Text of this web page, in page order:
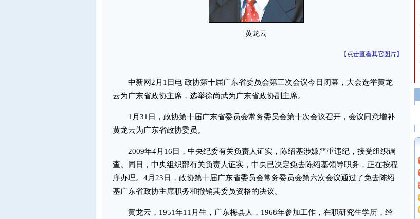
黄龙云
【点击查看其它图片】
中新网2月1日电 政协第十届广东省委员会第三次会议今日闭幕，大会选举黄龙
云为广东省政协主席，选举徐尚武为广东省政协副主席。
1月31日，政协第十届广东省委员会常务委员会第十次会议召开，会议同意增补
黄龙云为广东省政协委员。
2009年4月16日，中央纪委有关负责人证实，陈绍基涉嫌严重违纪，接受组织调
查。同日，中央组织部有关负责人证实，中央已决定免去陈绍基领导职务，正在按程
序办理。4月23日，政协第十届广东省委员会常务委员会第六次会议通过了免去陈绍
基广东省政协主席职务和撤销其委员资格的决议。
黄龙云，1951年11月生，广东梅县人，1968年参加工作，在职研究生学历，经